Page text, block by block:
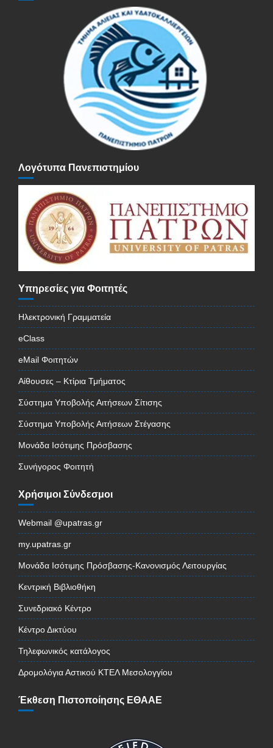
Λογότυπα Πανεπιστημίου
Υπηρεσίες για Φοιτητές
Ηλεκτρονική Γραμματεία
eClass
eMail Φοιτητών
Αίθουσες – Κτίρια Τμήματος
Σύστημα Υποβολής Αιτήσεων Σίτισης
Σύστημα Υποβολής Αιτήσεων Στέγασης
Μονάδα Ισότιμης Πρόσβασης
Συνήγορος Φοιτητή
Χρήσιμοι Σύνδεσμοι
Webmail @upatras.gr
my.upatras.gr
Μονάδα Ισότιμης Πρόσβασης-Κανονισμός Λειτουργίας
Κεντρική Βιβλιοθήκη
Συνεδριακό Κέντρο
Κέντρο Δικτύου
Τηλεφωνικός κατάλογος
Δρομολόγια Αστικού ΚΤΕΛ Μεσολογγίου
Έκθεση Πιστοποίησης ΕΘΑΑΕ